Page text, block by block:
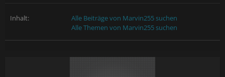
Inhalt:
Alle Beiträge von Marvin255 suchen
Alle Themen von Marvin255 suchen